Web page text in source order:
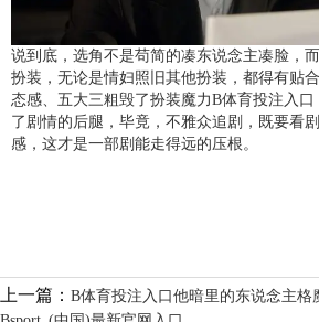
说到底，选角不是苟简的凑东说念主凑脸，
扮装，无论是情妇照旧其他扮装，都得有贴
态感、五大三粗毁了扮装魔力B体育投注入
了剧情的后腿，毕竟，不雅众追剧，既要看
感，这才是一部剧能走得远的压根。
上一篇： B体育投注入口他暗里的东说念主格